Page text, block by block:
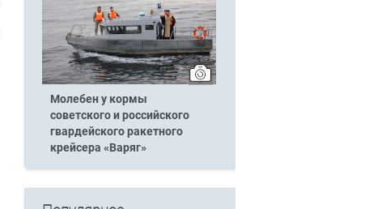
Молебен у кормы
советского и российского
гвардейского ракетного
крейсера «Варяг»